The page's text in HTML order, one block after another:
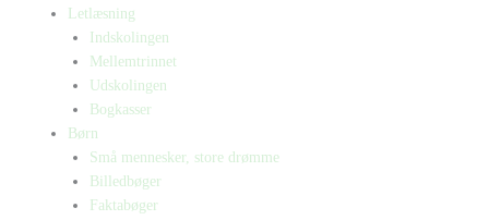
Letlæsning
Indskolingen
Mellemtrinnet
Udskolingen
Bogkasser
Børn
Små mennesker, store drømme
Billedbøger
Faktabøger